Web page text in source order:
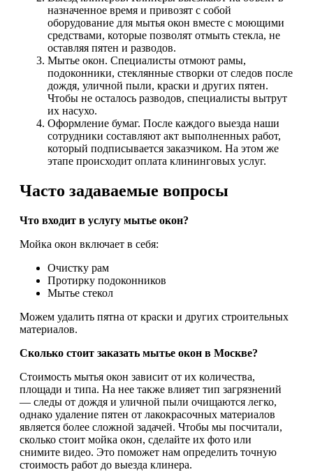
назначенное время и привозят с собой
оборудование для мытья окон вместе с моющими
средствами, которые позволят отмыть стекла, не
оставляя пятен и разводов.
Мытье окон. Специалисты отмоют рамы,
подоконники, стеклянные створки от следов после
дождя, уличной пыли, краски и других пятен.
Чтобы не осталось разводов, специалисты вытрут
их насухо.
Оформление бумаг. После каждого выезда наши
сотрудники составляют акт выполненных работ,
который подписывается заказчиком. На этом же
этапе происходит оплата клининговых услуг.
Часто задаваемые вопросы
Что входит в услугу мытье окон?
Мойка окон включает в себя:
Очистку рам
Протирку подоконников
Мытье стекол
Можем удалить пятна от краски и других строительных
материалов.
Сколько стоит заказать мытье окон в Москве?
Стоимость мытья окон зависит от их количества,
площади и типа. На нее также влияет тип загрязнений
— следы от дождя и уличной пыли очищаются легко,
однако удаление пятен от лакокрасочных материалов
является более сложной задачей. Чтобы мы посчитали,
сколько стоит мойка окон, сделайте их фото или
снимите видео. Это поможет нам определить точную
стоимость работ до выезда клинера.